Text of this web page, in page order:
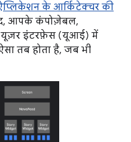
के आर्किटेक्चर की
आपके कंपोज़ेबल,
यूज़र इंटरफ़ेस (यूआई) में
तब होता है, जब भी